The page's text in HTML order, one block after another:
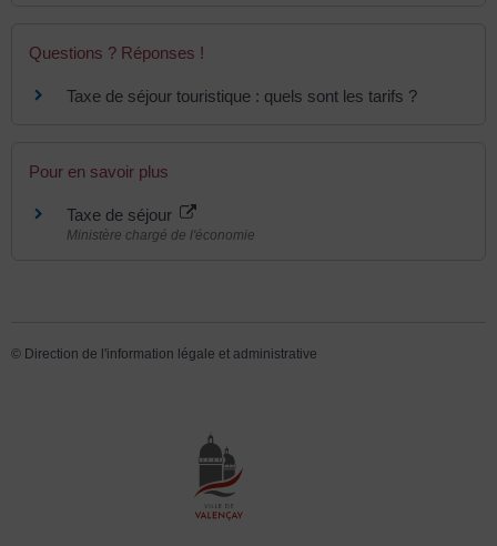
Questions ? Réponses !
Taxe de séjour touristique : quels sont les tarifs ?
Pour en savoir plus
Taxe de séjour
Ministère chargé de l'économie
© Direction de l'information légale et administrative